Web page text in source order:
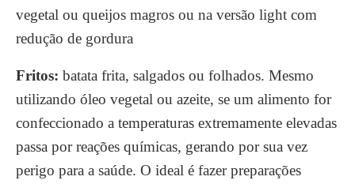
vegetal ou queijos magros ou na versão light com
redução de gordura
Fritos: batata frita, salgados ou folhados. Mesmo
utilizando óleo vegetal ou azeite, se um alimento for
confeccionado a temperaturas extremamente elevadas
passa por reações químicas, gerando por sua vez
perigo para a saúde. O ideal é fazer preparações